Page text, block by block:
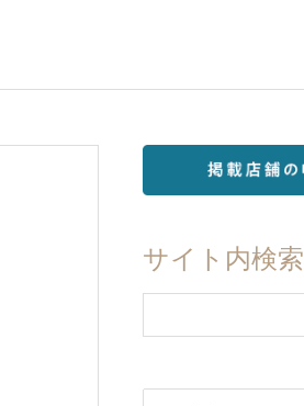
サイト内検索